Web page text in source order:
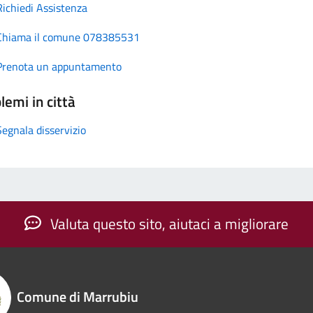
Assistenza
il comune 078385531
un appuntamento
in città
disservizio
Valuta questo sito, aiutaci a migliorare
Comune di Marrubiu